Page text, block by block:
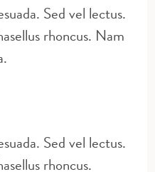
Sed vel lectus.
rhoncus. Nam
Sed vel lectus.
rhoncus.